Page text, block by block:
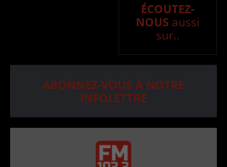
ÉCOUTEZ-
NOUS aussi
sur..
ABONNEZ-VOUS À NOTRE
INFOLETTRE